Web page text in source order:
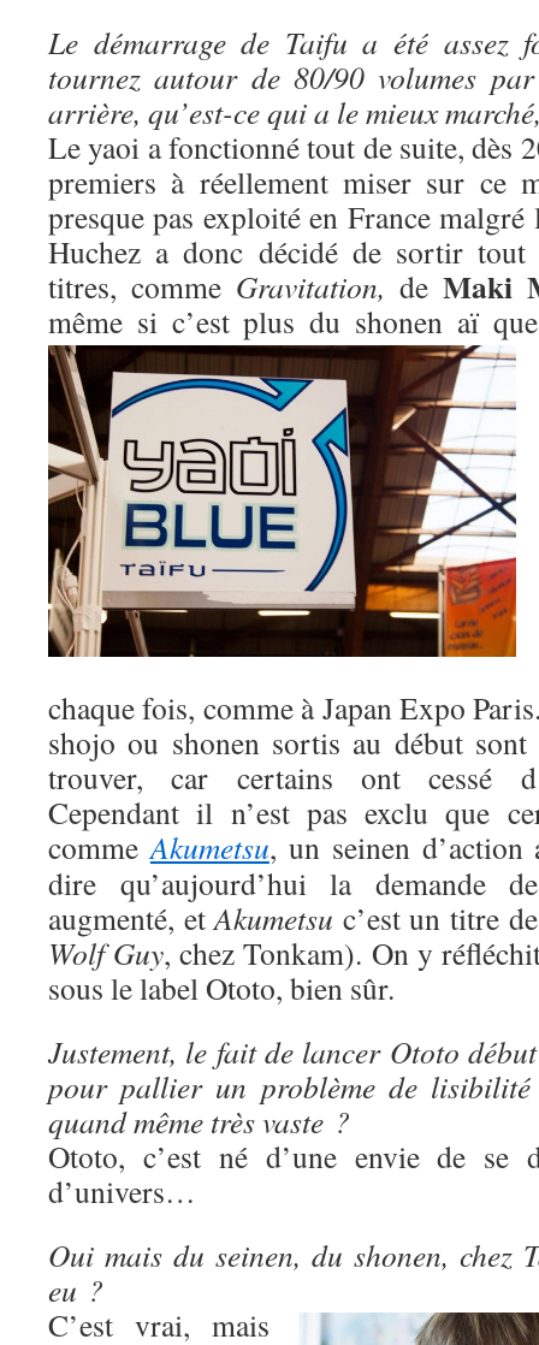
Le démarrage de Taifu a été assez
tournez autour de 80/90 volumes
arrière, qu’est-ce qui a le mieux
Le yaoi a fonctionné tout de suite, dès
premiers à réellement miser sur ce
presque pas exploité en France
Huchez a donc décidé de sortir tout
titres, comme Gravitation, de Maki
même si c’est plus du shonen aï
chaque fois, comme à Japan Expo
shojo ou shonen sortis au début
trouver, car certains ont cessé
Cependant il n’est pas exclu que
commeAkumetsu, un seinen
dire qu’aujourd’hui la demande
augmenté, etAkumetsu c’est un titre
Wolf Guy, chez Tonkam). On y
sous le label Ototo, bien sûr.
Justement, le fait de lancer Ototo
pour pallier un problème de
quand même très vaste ?
Ototo, c’est né d’une envie de se
d’univers…
Oui mais du seinen, du shonen,
eu ?
C’est vrai, mais